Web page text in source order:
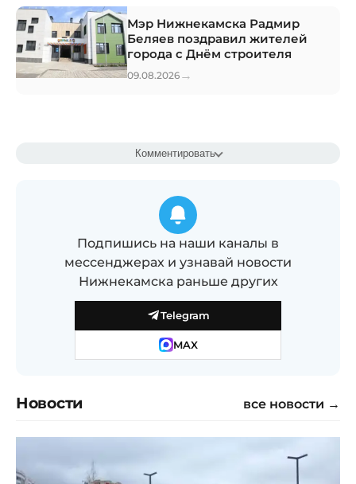
Мэр Нижнекамска Радмир
Беляев поздравил жителей
города с Днём строителя
09.08.2026 →
Комментировать
Подпишись на наши каналы в
мессенджерах и узнавай новости
Нижнекамска раньше других
Telegram
MAX
Новости все новости →